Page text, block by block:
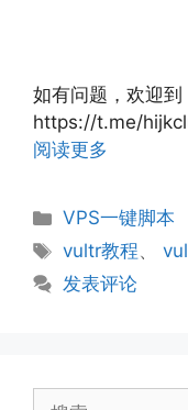
如有问题，欢迎
https://t.me/
阅读更多
分
类
VPS一键脚本
标
签
vultr教程、
发表评论